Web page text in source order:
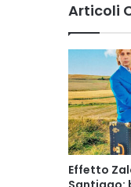
Articoli
Effetto